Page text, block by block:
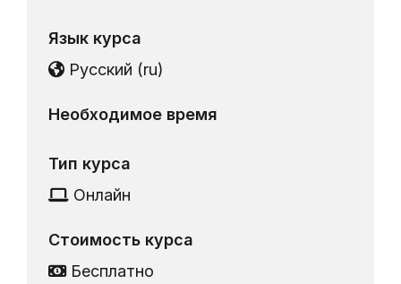
Язык курса
Русский ‎(ru)‎
Необходимое время
Тип курса
Онлайн
Стоимость курса
Бесплатно